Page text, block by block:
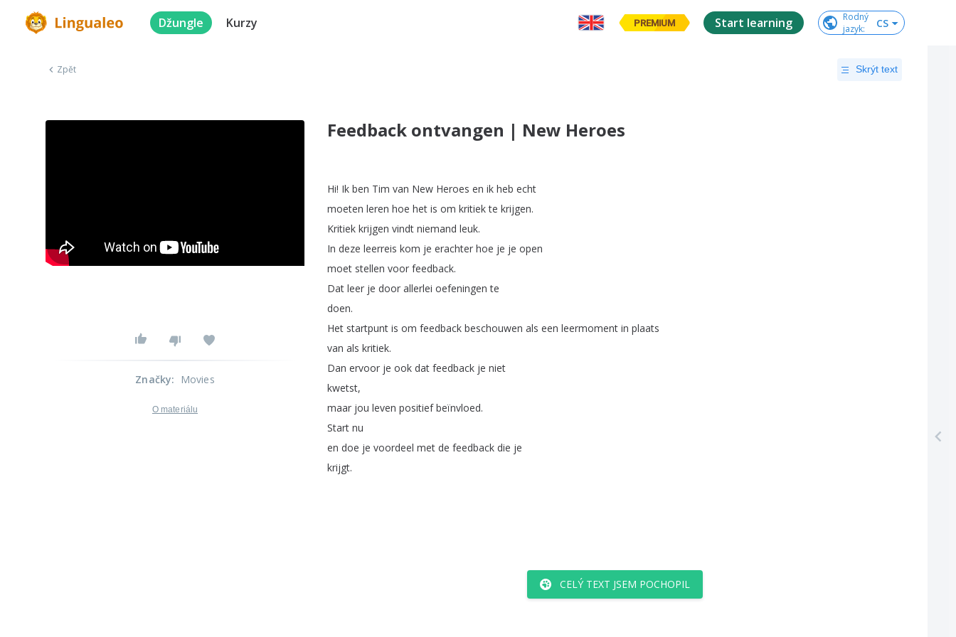
Džungle Kurzy PREMIUM Start learning
Rodný
jazyk: CS
Zpět Skrýt text
Feedback ontvangen | New Heroes
Hi! Ik ben Tim van New Heroes en ik heb echt
moeten leren hoe het is om kritiek te krijgen.
Kritiek krijgen vindt niemand leuk.
In deze leerreis kom je erachter hoe je je open
moet stellen voor feedback.
Dat leer je door allerlei oefeningen te
doen.
Het startpunt is om feedback beschouwen als een leermoment in plaats
van als kritiek.
Dan ervoor je ook dat feedback je niet
kwetst,
maar jou leven positief beïnvloed.
Start nu
en doe je voordeel met de feedback die je
krijgt.
CELÝ TEXT JSEM POCHOPIL
Značky: Movies
O materiálu